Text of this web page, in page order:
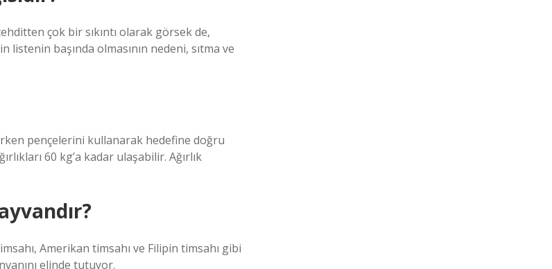
çok bir sıkıntı olarak görsek de,
başında olmasının nedeni, sıtma ve
pençelerini kullanarak hedefine doğru
60 kg’a kadar ulaşabilir. Ağırlık
Amerikan timsahı ve Filipin timsahı gibi
elinde tutuyor.